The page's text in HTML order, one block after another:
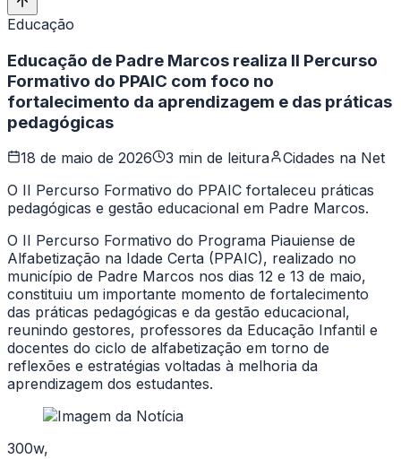
Educação
Educação de Padre Marcos realiza II Percurso
Formativo do PPAIC com foco no
fortalecimento da aprendizagem e das práticas
pedagógicas
18 de maio de 2026 3 min de leitura
Cidades na Net
O II Percurso Formativo do PPAIC fortaleceu práticas
pedagógicas e gestão educacional em Padre Marcos.
O II Percurso Formativo do Programa Piauiense de
Alfabetização na Idade Certa (PPAIC), realizado no
município de Padre Marcos nos dias 12 e 13 de maio,
constituiu um importante momento de fortalecimento
das práticas pedagógicas e da gestão educacional,
reunindo gestores, professores da Educação Infantil e
docentes do ciclo de alfabetização em torno de
reflexões e estratégias voltadas à melhoria da
aprendizagem dos estudantes.
300w,